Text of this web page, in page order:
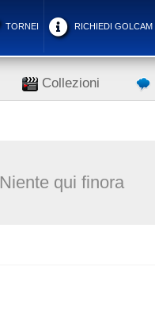
TORNEI RICHIEDI GOLCAM
Collezioni
Niente qui finora